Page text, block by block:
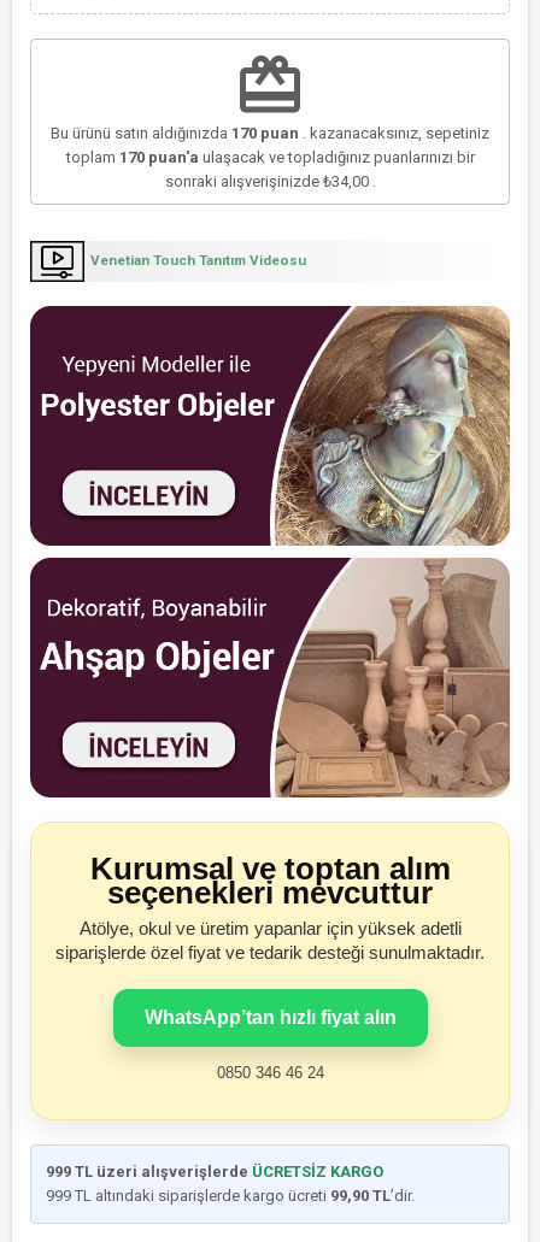
redeem
Bu ürünü satın aldığınızda 170 puan . kazanacaksınız, sepetiniz
toplam 170puan'a ulaşacak ve topladığınız puanlarınızı bir
sonraki alışverişinizde ₺34,00.
Venetian Touch Tanıtım Videosu
Kurumsal ve toptan alım
seçenekleri mevcuttur
Atölye, okul ve üretim yapanlar için yüksek adetli
siparişlerde özel fiyat ve tedarik desteği sunulmaktadır.
WhatsApp’tan hızlı fiyat alın
0850 346 46 24
999 TL üzeri alışverişlerde ÜCRETSİZ KARGO
999 TL altındaki siparişlerde kargo ücreti 99,90 TL’dir.